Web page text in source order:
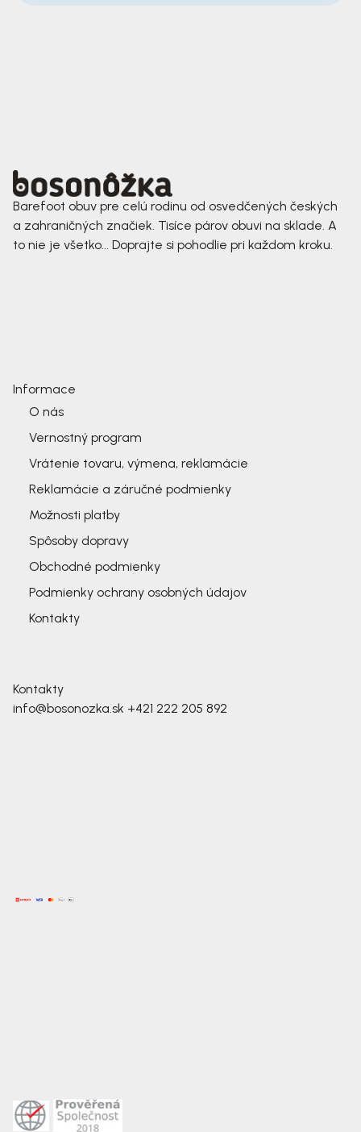
Barefoot obuv pre celú rodinu od osvedčených českých
a zahraničných značiek. Tisíce párov obuvi na sklade. A
to nie je všetko... Doprajte si pohodlie pri každom kroku.
Informace
O nás
Vernostný program
Vrátenie tovaru, výmena, reklamácie
Reklamácie a záručné podmienky
Možnosti platby
Spôsoby dopravy
Obchodné podmienky
Podmienky ochrany osobných údajov
Kontakty
Kontakty
info@bosonozka.sk +421 222 205 892